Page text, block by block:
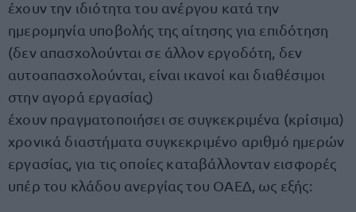
έχουν την ιδιότητα του ανέργου κατά την
ημερομηνία υποβολής της αίτησης για επιδότηση
(δεν απασχολούνται σε άλλον εργοδότη, δεν
αυτοαπασχολούνται, είναι ικανοί και διαθέσιμοι
στην αγορά εργασίας)
έχουν πραγματοποιήσει σε συγκεκριμένα (κρίσιμα)
χρονικά διαστήματα συγκεκριμένο αριθμό ημερών
εργασίας, για τις οποίες καταβάλλονταν εισφορές
υπέρ του κλάδου ανεργίας του ΟΑΕΔ, ως εξής: